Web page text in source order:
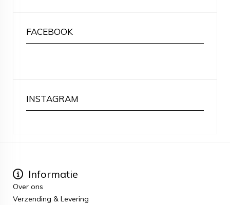
FACEBOOK
INSTAGRAM
Informatie
Over ons
Verzending & Levering